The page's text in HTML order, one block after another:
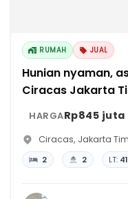
RUMAH JUAL
Hunian nyaman,
Ciracas
HARGARp845 juta
Ciracas, Jakarta
2 2 LT: